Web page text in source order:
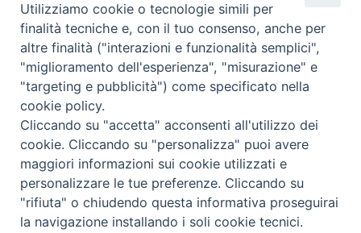
Eventi
Eventi diocesani
Privacy Policy Informativa Cookie
Trasparenza
Utilizziamo cookie o tecnologie simili per
finalità tecniche e, con il tuo consenso, anche per
altre finalità ("interazioni e funzionalità semplici",
"miglioramento dell'esperienza", "misurazione" e
"targeting e pubblicità") come specificato nella
cookie policy.
Cliccando su "accetta" acconsenti all'utilizzo dei
cookie. Cliccando su "personalizza" puoi avere
maggiori informazioni sui cookie utilizzati e
personalizzare le tue preferenze. Cliccando su
"rifiuta" o chiudendo questa informativa proseguirai
la navigazione installando i soli cookie tecnici.